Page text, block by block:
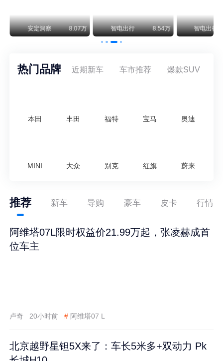
安定洞察 8.07万 智电出行 8.54万 智电出行
热门品牌 近期新车 车市推荐 爆款SUV
本田 丰田 福特 宝马 奥迪
MINI 大众 别克 红旗 蔚来
推荐 新车 导购 豪车 皮卡 行情
阿维塔07L限时权益价21.99万起，张凌赫成首
位车主
卢奇 20小时前 # 阿维塔07 L
北京越野星钽5X来了：车长5米多+双动力 Pk